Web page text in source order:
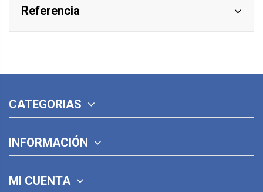
Referencia
CATEGORIAS
INFORMACIÓN
MI CUENTA